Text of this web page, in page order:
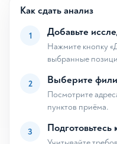
Как сдать анализ
1 Добавьте
Нажмите кнопку
выбранные
2 Выберите
Посмотрите
пунктов приёма.
3 Подготовьтесь